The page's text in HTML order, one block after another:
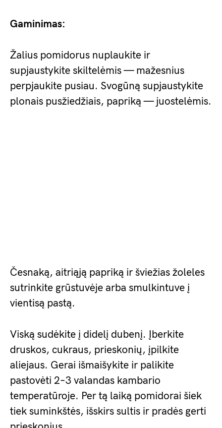
Gaminimas:
Žalius pomidorus nuplaukite ir
supjaustykite skiltelėmis — mažesnius
perpjaukite pusiau. Svogūną supjaustykite
plonais pusžiedžiais, papriką — juostelėmis.
Česnaką, aitriąją papriką ir šviežias žoleles
sutrinkite grūstuvėje arba smulkintuve į
vientisą pastą.
Viską sudėkite į didelį dubenį. Įberkite
druskos, cukraus, prieskonių, įpilkite
aliejaus. Gerai išmaišykite ir palikite
pastovėti 2–3 valandas kambario
temperatūroje. Per tą laiką pomidorai šiek
tiek suminkštės, išskirs sultis ir pradės gerti